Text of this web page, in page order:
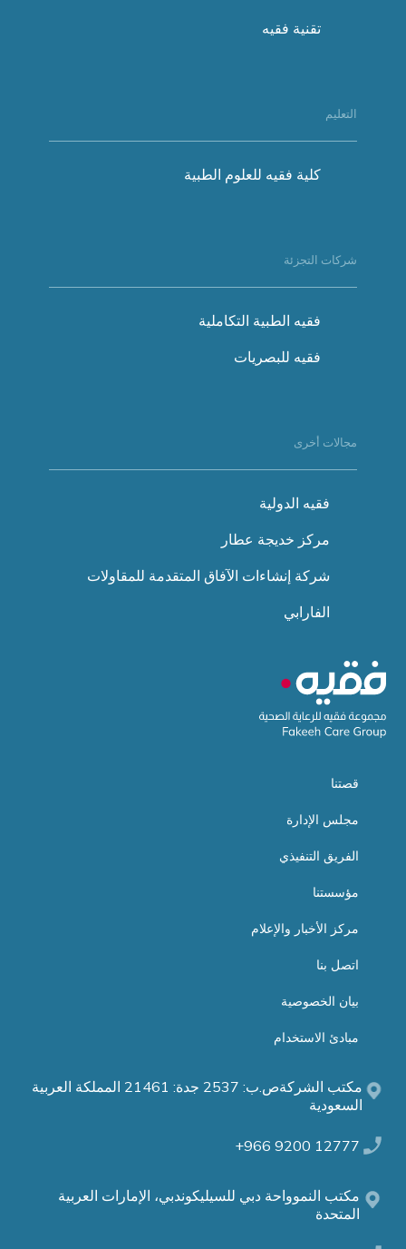
تقنية فقيه
التعليم
كلية فقيه للعلوم الطبية
شركات التجزئة
فقيه الطبية التكاملية
فقيه للبصريات
مجالات أخرى
فقيه الدولية
مركز خديجة عطار
شركة إنشاءات الآفاق المتقدمة للمقاولات
الفارابي
قصتنا
مجلس الإدارة
الفريق التنفيذي
مؤسستنا
مركز الأخبار والإعلام
اتصل بنا
بيان الخصوصية
مبادئ الاستخدام
مكتب الشركةص.ب: 2537 جدة: 21461 المملكة العربية
السعودية
12777 9200 966+
مكتب النموواحة دبي للسيليكوندبي، الإمارات العربية
المتحدة